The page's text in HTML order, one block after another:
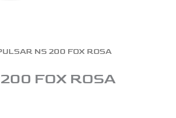
NS 200 FOX ROSA
FOX ROSA